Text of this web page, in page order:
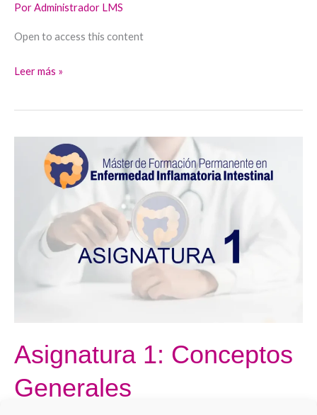
PorAdministrador LMS
Open to access this content
Leer más »
Asignatura 1: Conceptos
Generales
Asignatura
Conceptos